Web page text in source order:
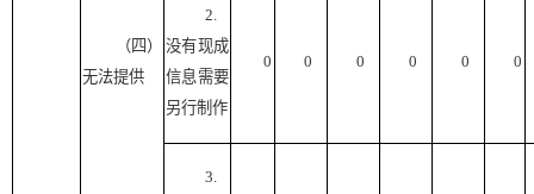
（四）
无法提供
2.
没有现成
信息需要
另行制作
0 0 0 0 0 0
3.